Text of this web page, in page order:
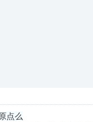
点么